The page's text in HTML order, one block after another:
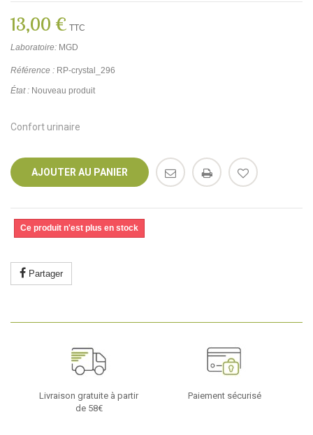
13,00 € TTC
Laboratoire: MGD
Référence : RP-crystal_296
État : Nouveau produit
Confort urinaire
AJOUTER AU PANIER
Ce produit n'est plus en stock
Partager
Livraison gratuite à partir
de 58€
Paiement sécurisé